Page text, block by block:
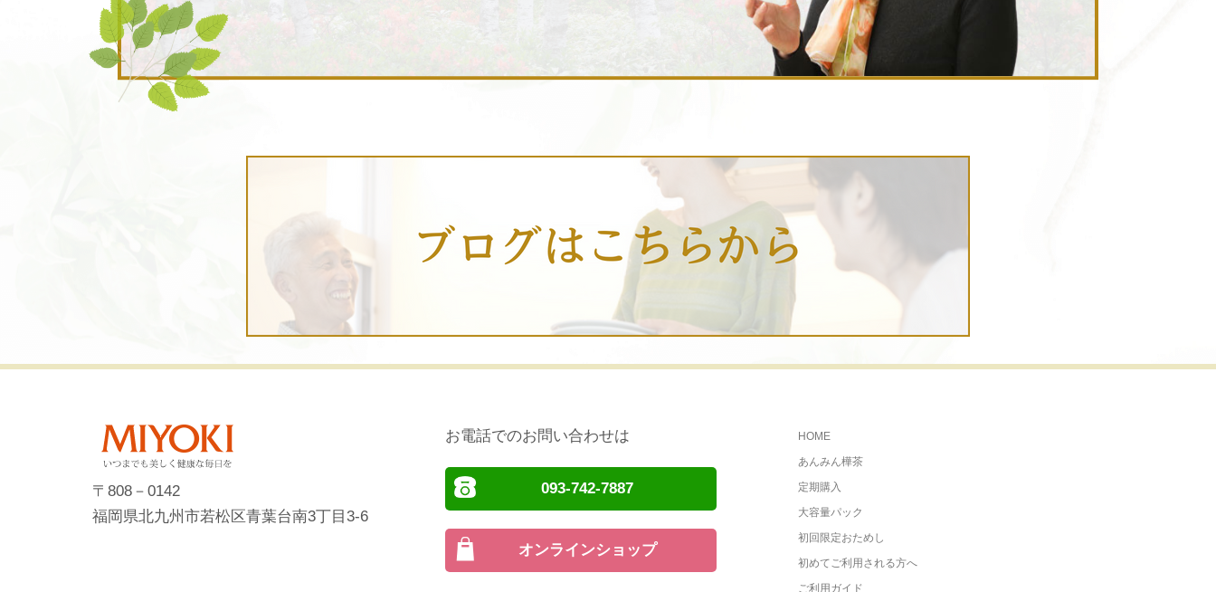
〒808－0142
福岡県北九州市若松区青葉台南3丁目3-6
お電話でのお問い合わせは
093-742-7887
オンラインショップ
HOME
あんみん樺茶
定期購入
大容量パック
初回限定おためし
初めてご利用される方へ
ご利用ガイド